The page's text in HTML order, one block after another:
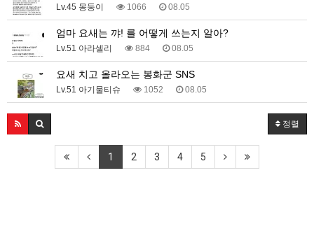
Lv.45 몽둥이 1066 08.05
엄마 요새는 꺄! 를 어떻게 쓰는지 알아?
Lv.51 아라셀리 884 08.05
요새 치고 올라오는 봉화군 SNS
Lv.51 아기물티슈 1052 08.05
정렬
1 2 3 4 5